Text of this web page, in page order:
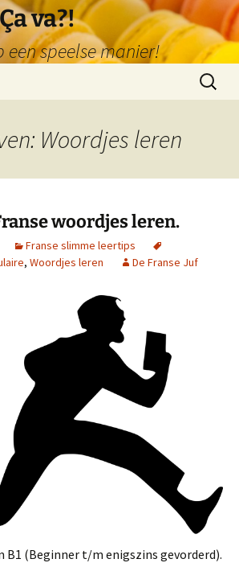
va?!
een speelse manier!
Zoeken
naar:
Woordjes leren
woordjes leren.
Franse slimme leertips
, Woordjes leren De Franse Juf
B1 (Beginner t/m enigszins gevorderd).